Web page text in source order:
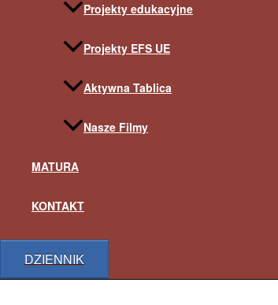
Projekty edukacyjne
Projekty EFS UE
Aktywna Tablica
Nasze Filmy
MATURA
KONTAKT
DZIENNIK